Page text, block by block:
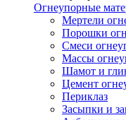
Огнеупорные
Мертели
Порошки
Смеси
Массы
Шамот и
Цемент
Периклаз
Засыпки и